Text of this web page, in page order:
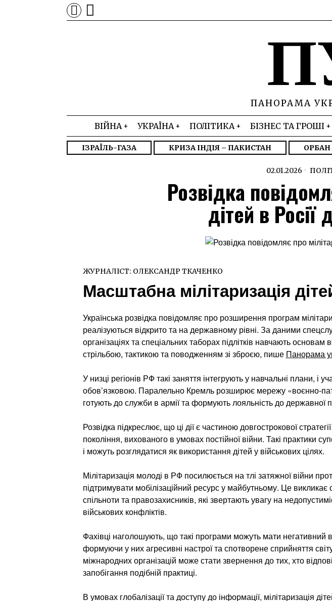
ПАНОРАМА
ВІЙНА УКРАЇНА ПОЛІТИКА БІЗНЕС ТА ГРОШІ
ІЗРАЇЛЬ-ГАЗА КРИЗА ІНДІЯ – ПАКИСТАН ОРБАН
02.01.2026
Розвідка
дітей в Росії
ЖУРНАЛІСТ: ОЛЕКСАНДР ТКАЧЕНКО
Масштабна мілітаризація
Українська розвідка повідомляє про розширення програм
реалізуються відкрито та на державному рівні. За даними
організаціях та спеціальних таборах підлітків навчають основам
стрільбою, тактикою та поводженням зі зброєю, пише Панорама
У низці регіонів РФ такі заняття інтегрують у навчальні плани, і
обов’язковою. Паралельно Кремль розширює мережу «воєнно-
готують до служби в армії та формують лояльність до державної
Розвідка підкреслює, що ці дії є частиною довгострокової
покоління, вихованого в умовах постійної війни. Такі практики
і можуть розглядатися як використання дітей у військових цілях.
Мілітаризація молоді в РФ посилюється на тлі затяжної війни
підтримувати мобілізаційний ресурс у майбутньому. Це викликає
спільноти та правозахисників, які звертають увагу на
військових конфліктів.
Фахівці наголошують, що такі програми можуть мати негативний
формуючи у них агресивні настрої та спотворене сприйняття
міжнародних організацій може стати звернення до тих, хто
запобігання подібній практиці.
В умовах глобалізації та доступу до інформації, мілітаризація